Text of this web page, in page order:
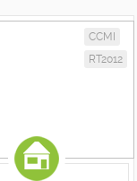
CCMI
RT2012